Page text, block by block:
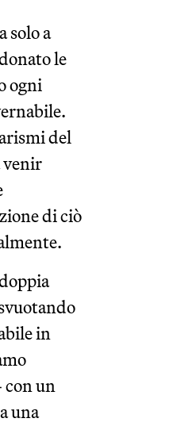
solo a
le
ogni
del
venir
di ciò
in
con un
una